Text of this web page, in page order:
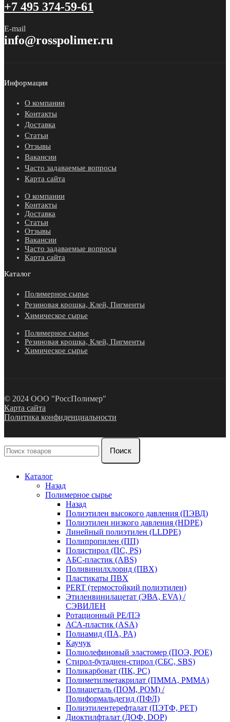
+7 495 374-59-61
E-mail
info@rosspolimer.ru
Информация
О компании
Контакты
Доставка
Статьи
Отзывы
Вакансии
Часто задаваемые вопросы
Карта сайта
О компании
Контакты
Доставка
Статьи
Отзывы
Вакансии
Часто задаваемые вопросы
Карта сайта
Каталог
Полимерное сырье
Резиновая крошка, Клей, Пигменты
Химическое сырье
Полимерное сырье
Резиновая крошка, Клей, Пигменты
Химическое сырье
© 2024 ООО "РоссПолимер"
Карта сайта
Политика конфиденциальности
Поиск
Каталог
Назад
Полимерное сырье
Назад
Полиэтилен высокого давления (ПЭВД)
Полиэтилен низкого давления (HDPE)
Линейный полиэтилен (LLDPE)
Полипропилен (ПП)
Полистирол (ПС, PS)
АБС-пластик (ABS)
Поливинилхлорид (ПВХ)
Пластикаты ПВХ
PERT (термостойкий полиэтилен)
Этиленвинилацетат (ЭВА, EVA) /
СЭВИЛЕН
Ротационный PE/ПЭ
АСА-пластик (ASA)
Полиамид (ПА, PA)
Каучук
Полиолефиновый эластомер (ПОЭ, POE)
Стирол-бутадиен-стирол (СБС, SBS)
Поликарбонат (ПК, PC)
Полиметилметакрилат (ПММА, PMMA)
Полиацеталь (ПОМ, POM) /
Полиформальдегид (ПФЛ)
Полиэтилентерефталат (ПЭТФ, PET)
Диоктилфталат (ДОФ, DOP)